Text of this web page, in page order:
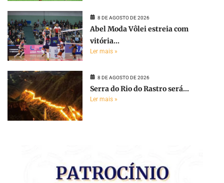
8 DE AGOSTO DE 2026
Abel Moda Vôlei estreia com
vitória...
Ler mais »
8 DE AGOSTO DE 2026
Serra do Rio do Rastro será...
Ler mais »